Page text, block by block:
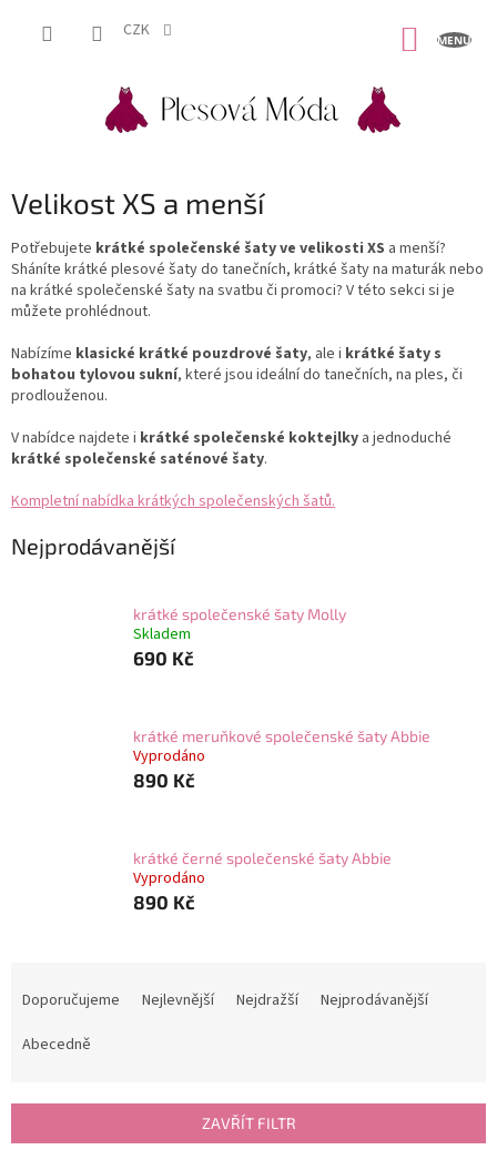
CZK
Velikost XS a menší
Potřebujete krátké společenské šaty ve velikosti XS a menší?
Sháníte krátké plesové šaty do tanečních, krátké šaty na maturák nebo
na krátké společenské šaty na svatbu či promoci? V této sekci si je
můžete prohlédnout.
Nabízíme klasické krátké pouzdrové šaty, ale i krátké šaty s
bohatou tylovou sukní, které jsou ideální do tanečních, na ples, či
prodlouženou.
V nabídce najdete i krátké společenské koktejlky a jednoduché
krátké společenské saténové šaty.
Kompletní nabídka krátkých společenských šatů.
Nejprodávanější
krátké společenské šaty Molly
Skladem
690 Kč
krátké meruňkové společenské šaty Abbie
Vyprodáno
890 Kč
krátké černé společenské šaty Abbie
Vyprodáno
890 Kč
r
Doporučujeme Nejlevnější Nejdražší
Nejprodávanější
Abecedně
ZAVŘÍT FILTR